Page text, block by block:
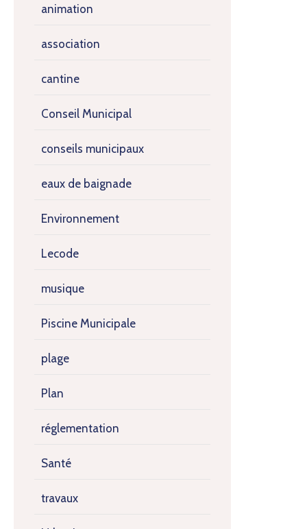
animation
association
cantine
Conseil Municipal
conseils municipaux
eaux de baignade
Environnement
Lecode
musique
Piscine Municipale
plage
Plan
réglementation
Santé
travaux